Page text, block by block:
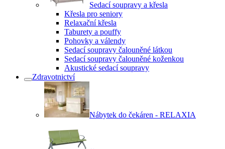
Sedací soupravy a křesla
Křesla pro seniory
Relaxační křesla
Taburety a pouffy
Pohovky a válendy
Sedací soupravy čalouněné látkou
Sedací soupravy čalouněné koženkou
Akustické sedací soupravy
Zdravotnictví
Nábytek do čekáren - RELAXIA